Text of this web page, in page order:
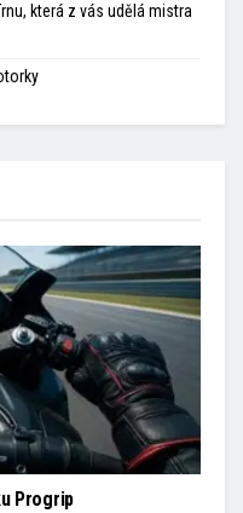
která z vás udělá mistra
Progrip